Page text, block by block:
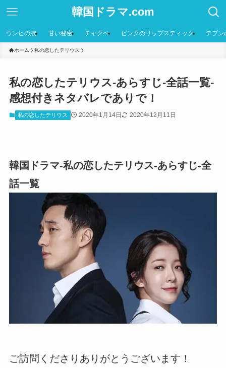
韓国ドラマ.com
ウンヒの涙 甘い秘密 チャクペ ピンクのリップスティック テプン
ホーム 私の恋したテリウス
私の恋したテリウス-あらすじ-全話一覧-
感想付きネタバレでありで！
私の恋したテリウス 2020年1月14日 2020年12月11日
韓国ドラマ-私の恋したテリウス-あらすじ-全
話一覧
ご訪問くださりありがとうございます！